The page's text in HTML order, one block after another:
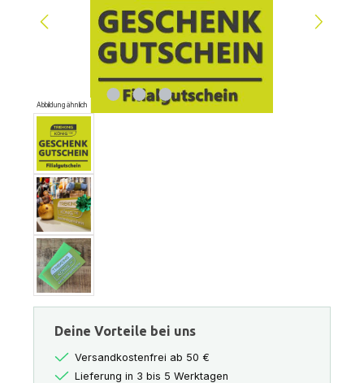
Abbildung ähnlich
Deine Vorteile bei uns
Versandkostenfrei ab 50 €
Lieferung in 3 bis 5 Werktagen